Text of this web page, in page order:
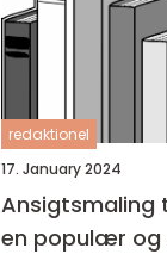
redaktionel
17. January 2024
Ansigtsmaling
en populær og